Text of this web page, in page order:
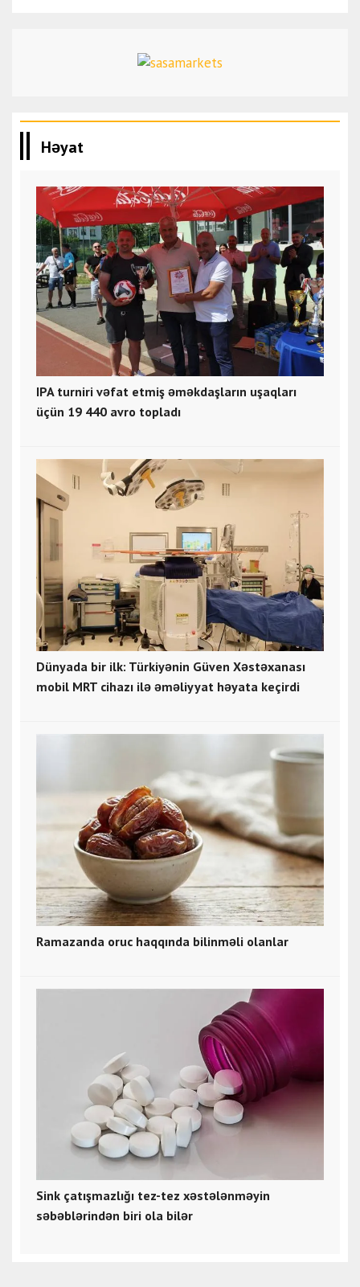
Həyat
IPA turniri vəfat etmiş əməkdaşların uşaqları
üçün 19 440 avro topladı
Dünyada bir ilk: Türkiyənin Güven Xəstəxanası
mobil MRT cihazı ilə əməliyyat həyata keçirdi
Ramazanda oruc haqqında bilinməli olanlar
Sink çatışmazlığı tez-tez xəstələnməyin
səbəblərindən biri ola bilər